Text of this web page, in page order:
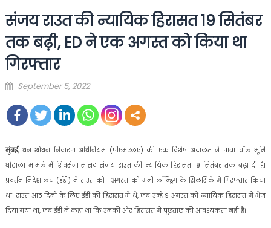
संजय राउत की न्यायिक हिरासत 19 सितंबर
तक बढ़ी, ED ने एक अगस्त को किया था
गिरफ्तार
Posted
September 5, 2022
मुंबई, धन शोधन निवारण अधिनियम (पीएमएलए) की एक विशेष अदालत ने पात्रा चॉल भूमि
घोटाला मामले में शिवसेना सांसद संजय राउत की न्यायिक हिरासत 19 सितंबर तक बढ़ा दी है।
प्रवर्तन निदेशालय (ईडी) ने राउत को 1 अगस्त को मनी लॉन्ड्रिंग के सिलसिले में गिरफ्तार किया
था। राउत आठ दिनों के लिए ईडी की हिरासत में थे, जब उन्हें 9 अगस्त को न्यायिक हिरासत में भेज
दिया गया था, जब ईडी ने कहा था कि उनकी और हिरासत में पूछताछ की आवश्यकता नहीं है।